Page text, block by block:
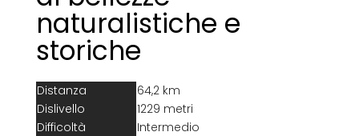
naturalistiche e
storiche
Distanza
64,2 km
Dislivello
1229 metri
Difficoltà
Intermedio